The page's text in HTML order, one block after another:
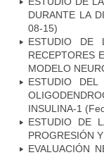
DURANTE LA
08-15)
ESTUDIO DE
RECEPTORES
MODELO
ESTUDIO
INSULINA-1
ESTUDIO DE
PROGRESIÓN
EVALUACIÓN